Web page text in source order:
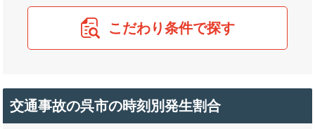
こだわり条件で探す
交通事故の呉市の時刻別発生割合